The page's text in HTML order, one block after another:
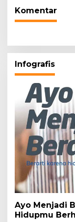
Komentar
Infografis
Ayo Menjadi
Hidupmu